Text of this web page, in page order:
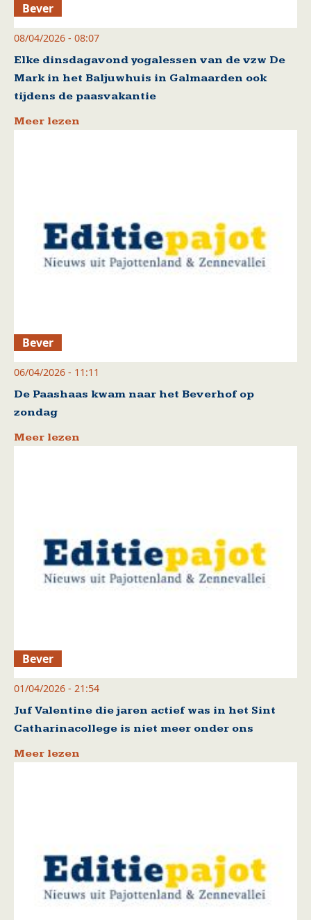
Bever
08/04/2026 - 08:07
Elke dinsdagavond yogalessen van de vzw De
Mark in het Baljuwhuis in Galmaarden ook
tijdens de paasvakantie
Meer lezen
Bever
06/04/2026 - 11:11
De Paashaas kwam naar het Beverhof op
zondag
Meer lezen
Bever
01/04/2026 - 21:54
Juf Valentine die jaren actief was in het Sint
Catharinacollege is niet meer onder ons
Meer lezen